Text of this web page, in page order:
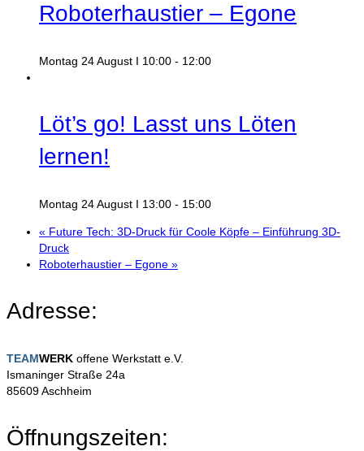
Roboterhaustier – Egone
Montag 24 August I 10:00 - 12:00
Löt’s go! Lasst uns Löten
lernen!
Montag 24 August I 13:00 - 15:00
« Future Tech: 3D-Druck für Coole Köpfe – Einführung 3D-
Druck
Roboterhaustier – Egone »
Adresse:
TEAMWERK offene Werkstatt e.V.
Ismaninger Straße 24a
85609 Aschheim
Öffnungszeiten: